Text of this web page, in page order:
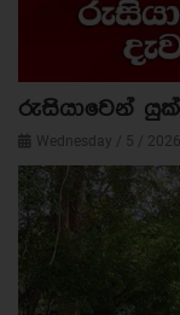
රුසියාවෙන්
Wednesday / 5 / 2026